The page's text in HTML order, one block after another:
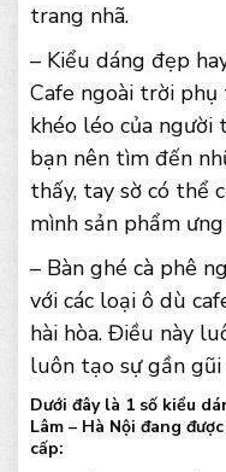
trang nhã.
– Kiểu dáng đẹp
Cafe ngoài trời
khéo léo của người
bạn nên tìm đến
thấy, tay sờ có thể
mình sản phẩm
– Bàn ghé cà phê
với các loại ô dù
hài hòa. Điều này
luôn tạo sự gần
Dưới đây là 1 số kiểu
Lâm – Hà Nội đang
cấp: